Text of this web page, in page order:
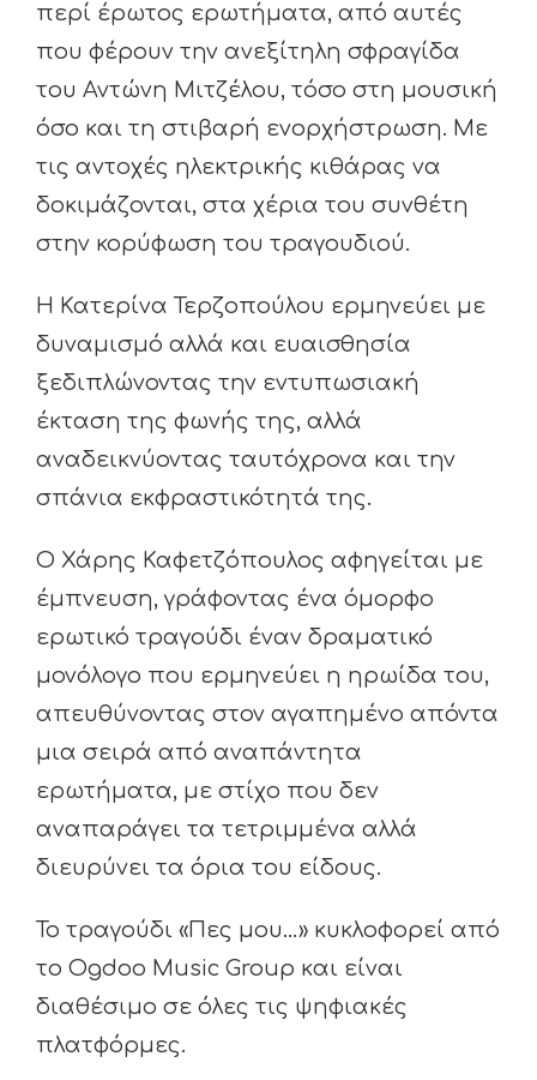
περί έρωτος ερωτήματα, από αυτές
που φέρουν την ανεξίτηλη σφραγίδα
του Αντώνη Μιτζέλου, τόσο στη μουσική
όσο και τη στιβαρή ενορχήστρωση. Με
τις αντοχές ηλεκτρικής κιθάρας να
δοκιμάζονται, στα χέρια του συνθέτη
στην κορύφωση του τραγουδιού.
Η Κατερίνα Τερζοπούλου ερμηνεύει με
δυναμισμό αλλά και ευαισθησία
ξεδιπλώνοντας την εντυπωσιακή
έκταση της φωνής της, αλλά
αναδεικνύοντας ταυτόχρονα και την
σπάνια εκφραστικότητά της.
Ο Χάρης Καφετζόπουλος αφηγείται με
έμπνευση, γράφοντας ένα όμορφο
ερωτικό τραγούδι έναν δραματικό
μονόλογο που ερμηνεύει η ηρωίδα του,
απευθύνοντας στον αγαπημένο απόντα
μια σειρά από αναπάντητα
ερωτήματα, με στίχο που δεν
αναπαράγει τα τετριμμένα αλλά
διευρύνει τα όρια του είδους.
Το τραγούδι «Πες μου…» κυκλοφορεί από
το Ogdoo Music Group και είναι
διαθέσιμο σε όλες τις ψηφιακές
πλατφόρμες.